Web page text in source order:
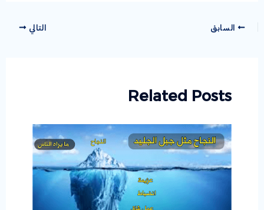
السابق التالي
Related Posts